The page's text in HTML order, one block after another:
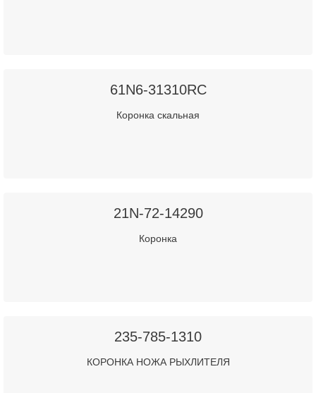
61N6-31310RC
Коронка скальная
21N-72-14290
Коронка
235-785-1310
КОРОНКА НОЖА РЫХЛИТЕЛЯ